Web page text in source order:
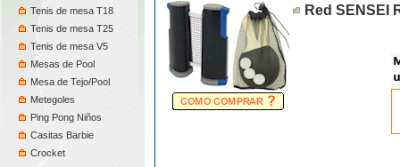
Tenis de mesa T18
Tenis de mesa T25
Tenis de mesa V5
Mesas de Pool
Mesa de Tejo/Pool
Metegoles
Ping Pong Niños
Casitas Barbie
Crocket
Red SENSEI